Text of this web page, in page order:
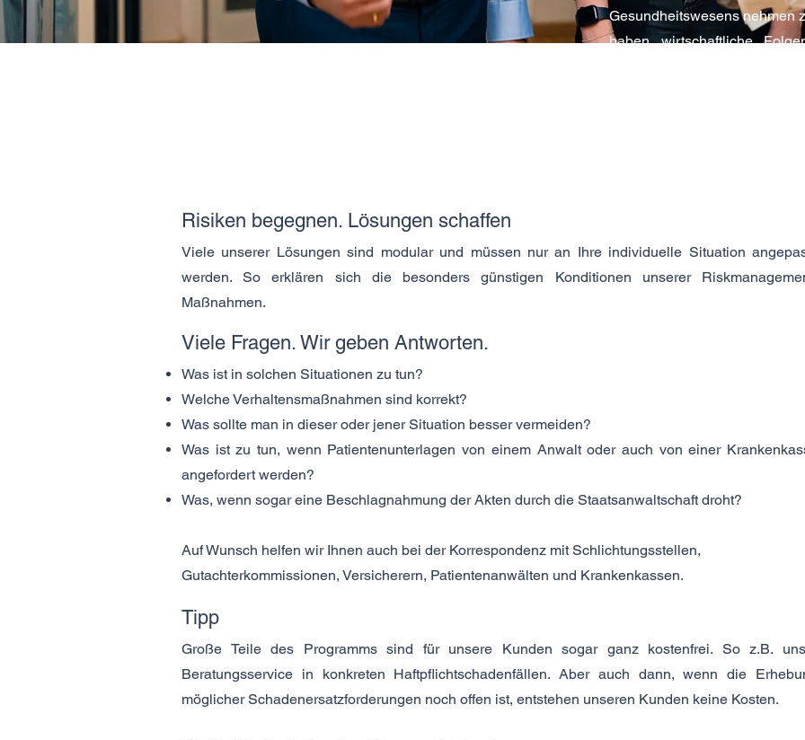
Gesundheitswesens nehmen
haben wirtschaftliche
Risiken begegnen. Lösungen schaffen
Viele unserer Lösungen sind modular und müssen nur an Ihre individuelle Situation
werden. So erklären sich die besonders günstigen Konditionen unserer
Maßnahmen.
Viele Fragen. Wir geben Antworten.
Was ist in solchen Situationen zu tun?
Welche Verhaltensmaßnahmen sind korrekt?
Was sollte man in dieser oder jener Situation besser vermeiden?
Was ist zu tun, wenn Patientenunterlagen von einem Anwalt oder auch von einer
angefordert werden?
Was, wenn sogar eine Beschlagnahmung der Akten durch die Staatsanwaltschaft droht?
Auf Wunsch helfen wir Ihnen auch bei der Korrespondenz mit Schlichtungsstellen,
Gutachterkommissionen, Versicherern, Patientenanwälten und Krankenkassen.
Tipp
Große Teile des Programms sind für unsere Kunden sogar ganz kostenfrei. So z.B.
Beratungsservice in konkreten Haftpflichtschadenfällen. Aber auch dann, wenn die
möglicher Schadenersatzforderungen noch offen ist, entstehen unseren Kunden keine Kosten.